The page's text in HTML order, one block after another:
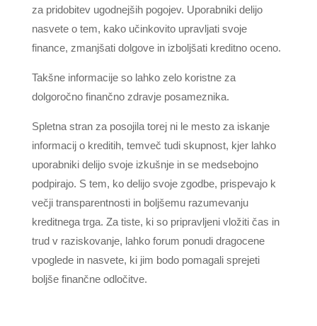
za pridobitev ugodnejših pogojev. Uporabniki delijo
nasvete o tem, kako učinkovito upravljati svoje
finance, zmanjšati dolgove in izboljšati kreditno oceno.
Takšne informacije so lahko zelo koristne za
dolgoročno finančno zdravje posameznika.
Spletna stran za posojila torej ni le mesto za iskanje
informacij o kreditih, temveč tudi skupnost, kjer lahko
uporabniki delijo svoje izkušnje in se medsebojno
podpirajo. S tem, ko delijo svoje zgodbe, prispevajo k
večji transparentnosti in boljšemu razumevanju
kreditnega trga. Za tiste, ki so pripravljeni vložiti čas in
trud v raziskovanje, lahko forum ponudi dragocene
vpoglede in nasvete, ki jim bodo pomagali sprejeti
boljše finančne odločitve.